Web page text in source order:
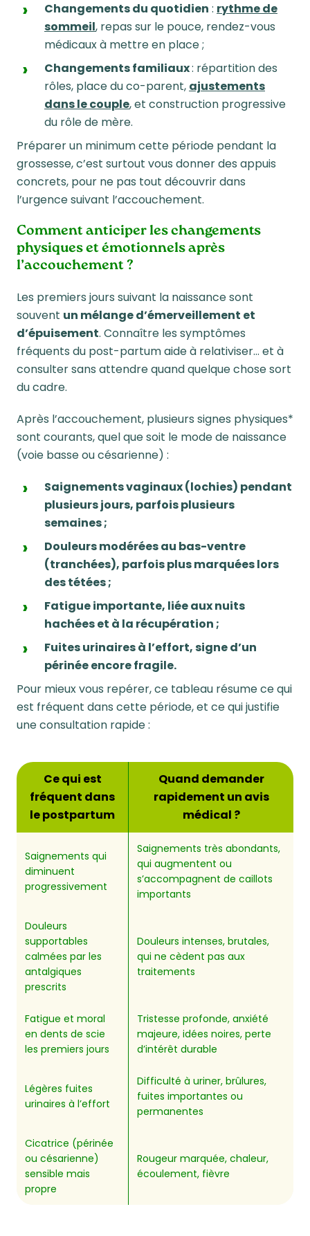
Changements du quotidien : rythme de
sommeil, repas sur le pouce, rendez-vous
médicaux à mettre en place ;
Changements familiaux: répartition des
rôles, place du co-parent, ajustements
dans le couple, et construction progressive
du rôle de mère.
Préparer un minimum cette période pendant la
grossesse, c’est surtout vous donner des appuis
concrets, pour ne pas tout découvrir dans
l’urgence suivant l’accouchement.
Comment anticiper les changements
physiques et émotionnels après
l’accouchement ?
Les premiers jours suivant la naissance sont
souvent un mélange d’émerveillement et
d’épuisement. Connaître les symptômes
fréquents du post-partum aide à relativiser… et à
consulter sans attendre quand quelque chose sort
du cadre.
Après l’accouchement, plusieurs signes physiques*
sont courants, quel que soit le mode de naissance
(voie basse ou césarienne) :
Saignements vaginaux (lochies) pendant
plusieurs jours, parfois plusieurs
semaines ;
Douleurs modérées au bas-ventre
(tranchées), parfois plus marquées lors
des tétées ;
Fatigue importante, liée aux nuits
hachées et à la récupération ;
Fuites urinaires à l’effort, signe d’un
périnée encore fragile.
Pour mieux vous repérer, ce tableau résume ce qui
est fréquent dans cette période, et ce qui justifie
une consultation rapide :
Ce qui est
fréquent dans
le postpartum
Quand demander
rapidement un avis
médical ?
Saignements qui
diminuent
progressivement
Saignements très abondants,
qui augmentent ou
s’accompagnent de caillots
importants
Douleurs
supportables
calmées par les
antalgiques
prescrits
Douleurs intenses, brutales,
qui ne cèdent pas aux
traitements
Fatigue et moral
en dents de scie
les premiers jours
Tristesse profonde, anxiété
majeure, idées noires, perte
d’intérêt durable
Légères fuites
urinaires à l’effort
Difficulté à uriner, brûlures,
fuites importantes ou
permanentes
Cicatrice (périnée
ou césarienne)
sensible mais
propre
Rougeur marquée, chaleur,
écoulement, fièvre